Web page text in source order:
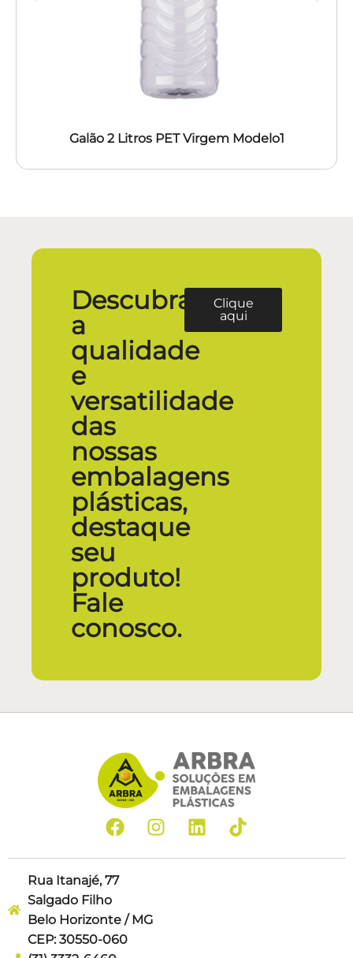
Galão 2 Litros PET Virgem Modelo1
Descubra
a
qualidade
e
versatilidade
das
nossas
embalagens
plásticas,
destaque
seu
produto!
Fale
conosco.
Clique
aqui
Rua Itanajé, 77
Salgado Filho
Belo Horizonte / MG
CEP: 30550-060